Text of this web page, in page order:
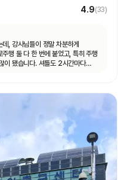
4.9(33)
, 강사님들이 정말 차분하게
행 둘 다 한 번에 붙었고, 특히 주행
이 됐습니다. 셔틀도 2시간마다